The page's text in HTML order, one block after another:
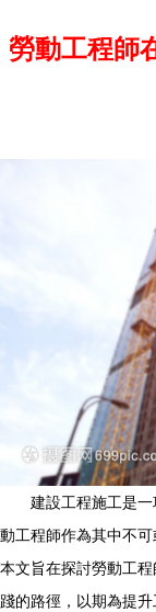
勞動工程師
建設工程施工是
動工程師作為其中不
本文旨在探討勞動工
踐的路徑，以期為提升